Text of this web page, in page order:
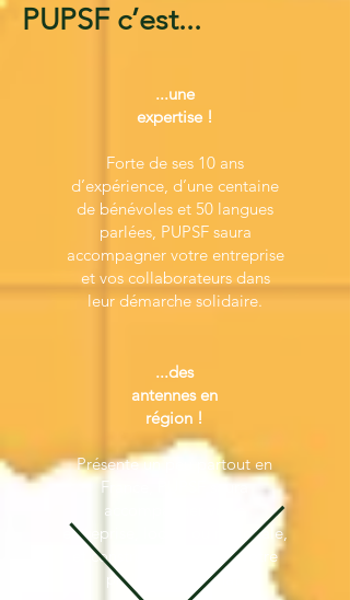
PUPSF c’est...
...une
expertise !
Forte de ses 10 ans
d’expérience, d’une centaine
de bénévoles et 50 langues
parlées, PUPSF saura
accompagner votre entreprise
et vos collaborateurs dans
leur démarche solidaire.
...des
antennes en
région !
Présente un peu partout en
France, PUPSF saura
accompagner votre
entreprise, locale ou régionale,
et construire avec vous votre
projet de mécénat.